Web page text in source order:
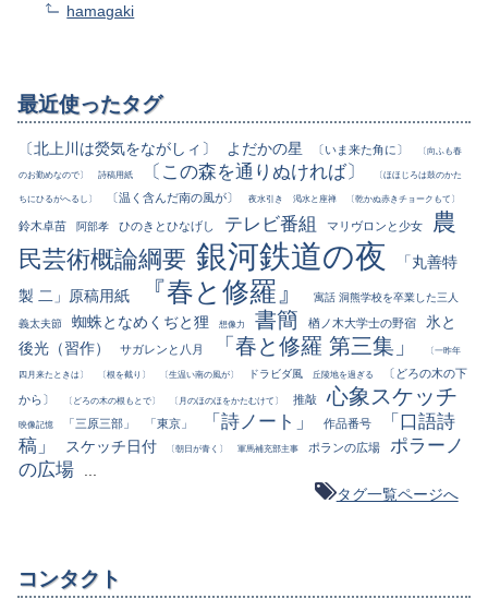
hamagaki
最近使ったタグ
〔北上川は熒気をながしィ〕 よだかの星 〔いま来た角に〕 〔向ふも春
のお勤めなので〕 詩稿用紙 〔この森を通りぬければ〕 〔ほほじろは鼓のかた
ちにひるがへるし〕 〔温く含んだ南の風が〕 夜水引き 渇水と座禅 〔乾かぬ赤きチョークもて〕
鈴木卓苗 阿部孝 ひのきとひなげし テレビ番組 マリヴロンと少女
農
民芸術概論綱要 銀河鉄道の夜
「丸善特
製 二」原稿用紙
『春と修羅』 寓話 洞熊学校を卒業した三人
義太夫節 蜘蛛となめくぢと狸 想像力 書簡 楢ノ木大学士の野宿
氷と
後光（習作）
サガレンと八月 「春と修羅 第三集」 〔一昨年
四月来たときは〕 〔根を截り〕 〔生温い南の風が〕 ドラビダ風 丘陵地を過ぎる
〔どろの木の下
から〕
〔どろの木の根もとで〕 〔月のほのほをかたむけて〕 推敲 心象スケッチ
映像記憶 「三原三部」 「東京」 「詩ノート」 作品番号
「口語詩
稿」
スケッチ日付 〔朝日が青く〕 軍馬補充部主事 ポランの広場
ポラーノ
の広場
タグ一覧ページへ
コンタクト